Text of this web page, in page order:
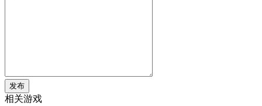
发布
相关游戏